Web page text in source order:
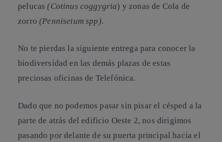
pelucas (Cotinus coggygria) y zonas de Cola de
zorro(Pennisetum spp).
No te pierdas la siguiente entrega para conocer la
biodiversidad en las demás plazas de estas
preciosas oficinas de Telefónica.
Dado que no podemos pasar sin pisar el césped a la
parte de atrás del edificio Oeste 2, nos dirigimos
pasando por delante de su puerta principal hacia el